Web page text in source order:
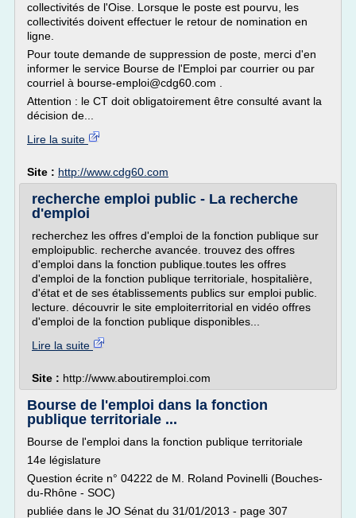
collectivités de l'Oise. Lorsque le poste est pourvu, les
collectivités doivent effectuer le retour de nomination en
ligne.
Pour toute demande de suppression de poste, merci d'en
informer le service Bourse de l'Emploi par courrier ou par
courriel à bourse-emploi@cdg60.com .
Attention : le CT doit obligatoirement être consulté avant la
décision de...
Lire la suite
Site : http://www.cdg60.com
recherche emploi public - La recherche
d'emploi
recherchez les offres d'emploi de la fonction publique sur
emploipublic. recherche avancée. trouvez des offres
d'emploi dans la fonction publique.toutes les offres
d'emploi de la fonction publique territoriale, hospitalière,
d'état et de ses établissements publics sur emploi public.
lecture. découvrir le site emploiterritorial en vidéo offres
d'emploi de la fonction publique disponibles...
Lire la suite
Site : http://www.aboutiremploi.com
Bourse de l'emploi dans la fonction
publique territoriale ...
Bourse de l'emploi dans la fonction publique territoriale
14e législature
Question écrite n° 04222 de M. Roland Povinelli (Bouches-
du-Rhône - SOC)
publiée dans le JO Sénat du 31/01/2013 - page 307